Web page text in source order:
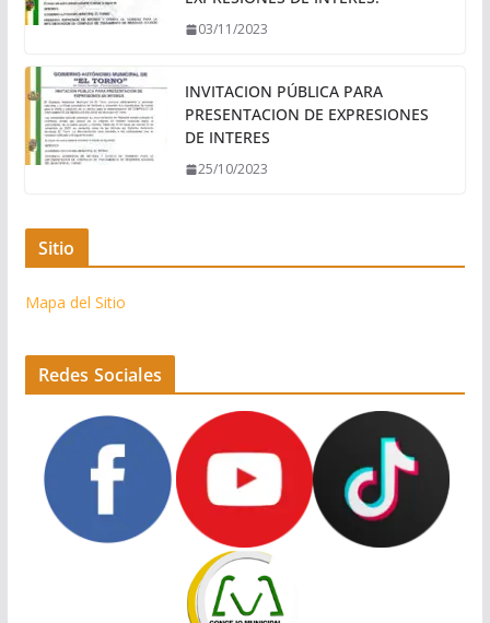
03/11/2023
INVITACION PÚBLICA PARA
PRESENTACION DE EXPRESIONES
DE INTERES
25/10/2023
Sitio
Mapa del Sitio
Redes Sociales